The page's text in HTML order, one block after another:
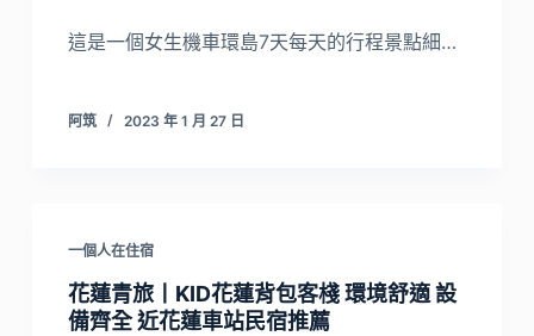
這是一個女生機車環島7天每天的行程景點細…
阿筑 2023 年 1 月 27 日
一個人在住宿
花蓮青旅丨KID花蓮背包客棧 環境舒適 設
備齊全 近花蓮車站民宿推薦